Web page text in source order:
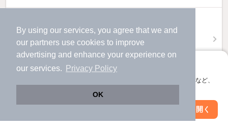
By using our services, you agree that we and
our partners use cookies to improve
advertising and enhance your experience on
our services.
Privacy Policy
OK
アプリに切り替えて、サクサクお部屋探し
会員登録なしですぐ使える。マップ検索やお気に入り保存など、
アプリを開く
（管理費2,000円）
敷 不要 礼 不要
2階 / 1LDK / 40.0㎡
絞り込み条件を変更